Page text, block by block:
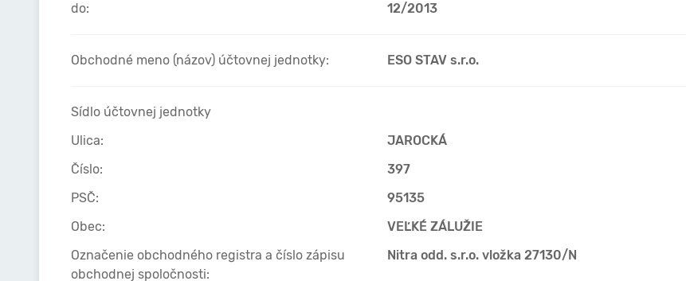
do:
12/2013
Obchodné meno (názov) účtovnej jednotky: ESO STAV s.r.o.
Sídlo účtovnej jednotky
Ulica:
JAROCKÁ
Číslo:
397
PSČ:
95135
Obec:
VEĽKÉ ZÁLUŽIE
Označenie obchodného registra a číslo zápisu
obchodnej spoločnosti:
Nitra odd. s.r.o. vložka 27130/N